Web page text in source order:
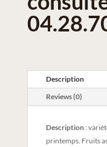
Description
Reviews (0)
Description:
printemps. Fruits